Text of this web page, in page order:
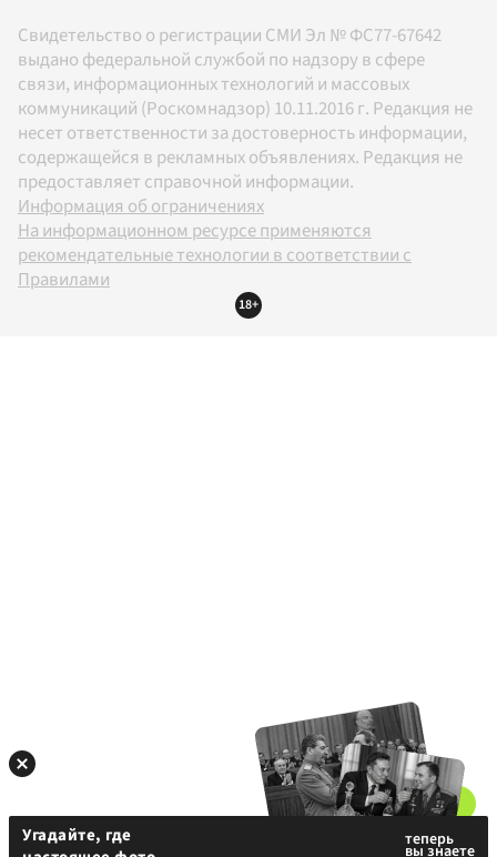
Свидетельство о регистрации СМИ Эл № ФС77-67642
выдано федеральной службой по надзору в сфере
связи, информационных технологий и массовых
коммуникаций (Роскомнадзор) 10.11.2016 г. Редакция не
несет ответственности за достоверность информации,
содержащейся в рекламных объявлениях. Редакция не
предоставляет справочной информации.
Информация об ограничениях
На информационном ресурсе применяются
рекомендательные технологии в соответствии с
Правилами
18+
Угадайте, где